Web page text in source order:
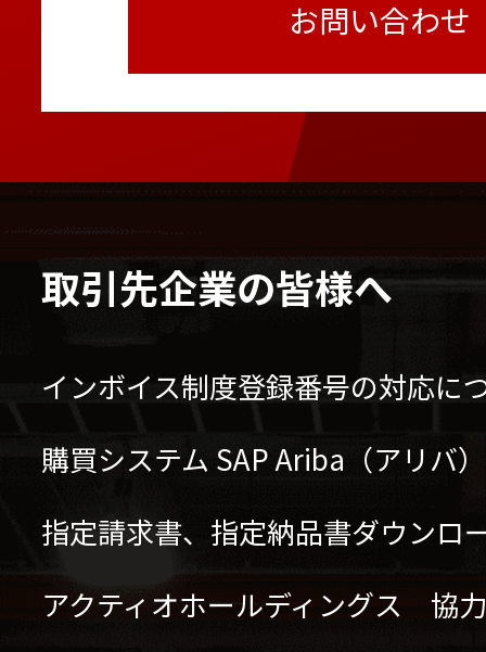
お問い合わせ
取引先企業の皆様へ
インボイス制度登録番号の対応に
購買システム SAP Ariba（アリバ
指定請求書、指定納品書ダウンロ
アクティオホールディングス 協